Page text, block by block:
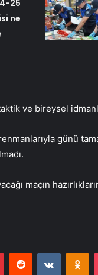
25
ne
ve bireysel
günü
maçın
PinterestReddit VKontakte